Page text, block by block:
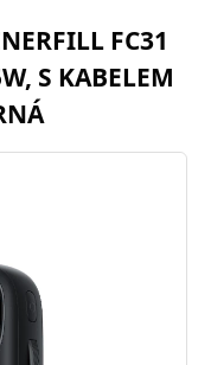
FC31
S KABELEM